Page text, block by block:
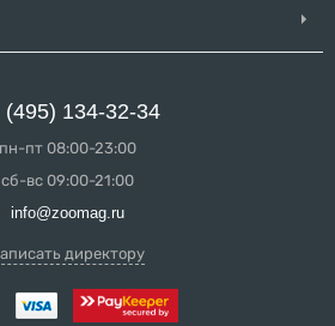
(495) 134-32-34
пн-пт 08:00-23:00
сб-вс 09:00-21:00
info@zoomag.ru
директору